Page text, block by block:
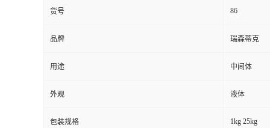
货号 86
品牌 瑞森蒂克
用途 中间体
外观 液体
包装规格 1kg 25kg